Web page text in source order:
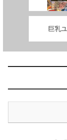
巨乳